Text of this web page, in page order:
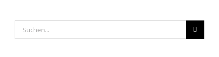
nach: